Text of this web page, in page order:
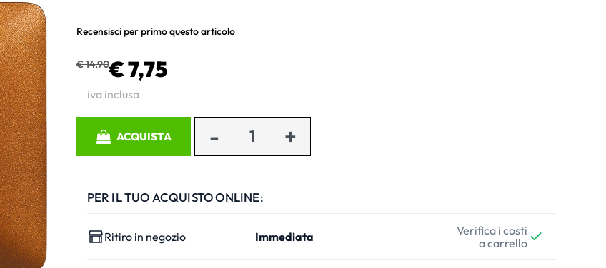
Recensisci per primo questo articolo
€ 14,90€ 7,75
iva inclusa
ACQUISTA
PER IL TUO ACQUISTO ONLINE:
Ritiro in negozio Immediata
Verifica i costi
a carrello